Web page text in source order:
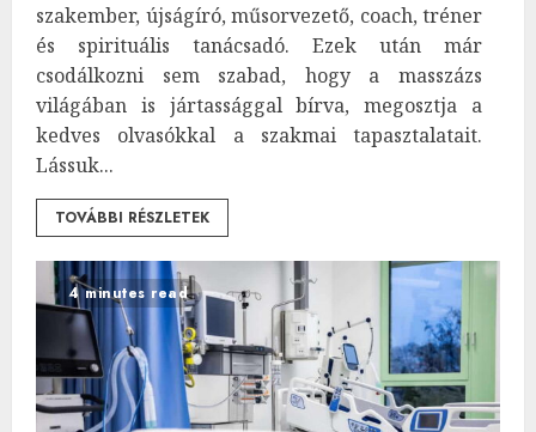
szakember, újságíró, műsorvezető, coach, tréner
és spirituális tanácsadó. Ezek után már
csodálkozni sem szabad, hogy a masszázs
világában is jártassággal bírva, megosztja a
kedves olvasókkal a szakmai tapasztalatait.
Lássuk...
TOVÁBBI RÉSZLETEK
4 minutes read